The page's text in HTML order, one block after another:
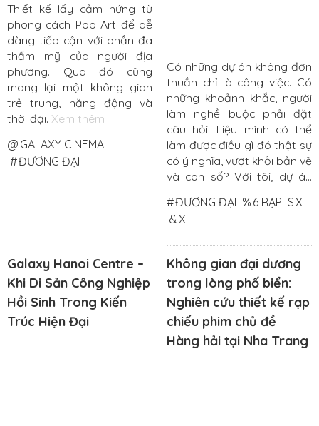
Thiết kế lấy cảm hứng từ
phong cách Pop Art để dễ
dàng tiếp cận với phần đa
thẩm mỹ của người địa
phương. Qua đó cũng
mang lại một không gian
trẻ trung, năng động và
thời đại. Xem thêm
@ GALAXY CINEMA
#ĐƯƠNG ĐẠI
Có những dự án không đơn
thuần chỉ là công việc. Có
những khoảnh khắc, người
làm nghề buộc phải đặt
câu hỏi: Liệu mình có thể
làm được điều gì đó thật sự
có ý nghĩa, vượt khỏi bản vẽ
và con số? Với tôi, dự án
Cinema tại Aeon Mall TP.
Huế chính là một cột mốc
#ĐƯƠNG ĐẠI % 6 RẠP $X
&X
Galaxy Hanoi Centre –
Khi Di Sản Công Nghiệp
Hồi Sinh Trong Kiến
Trúc Hiện Đại
Không gian đại dương
trong lòng phố biển:
Nghiên cứu thiết kế rạp
chiếu phim chủ đề
Hàng hải tại Nha Trang